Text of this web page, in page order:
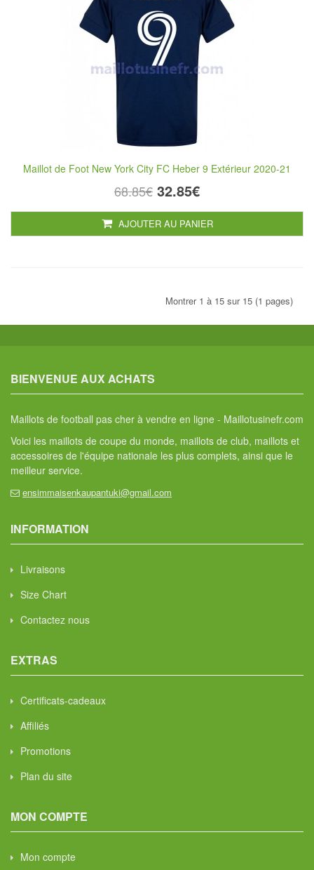
Maillot de Foot New York City FC Heber 9 Extérieur 2020-21
68.85€ 32.85€
AJOUTER AU PANIER
Montrer 1 à 15 sur 15 (1 pages)
BIENVENUE AUX ACHATS
Maillots de football pas cher à vendre en ligne - Maillotusinefr.com
Voici les maillots de coupe du monde, maillots de club, maillots et
accessoires de l'équipe nationale les plus complets, ainsi que le
meilleur service.
ensimmaisenkaupantuki@gmail.com
INFORMATION
Livraisons
Size Chart
Contactez nous
EXTRAS
Certificats-cadeaux
Affiliés
Promotions
Plan du site
MON COMPTE
Mon compte